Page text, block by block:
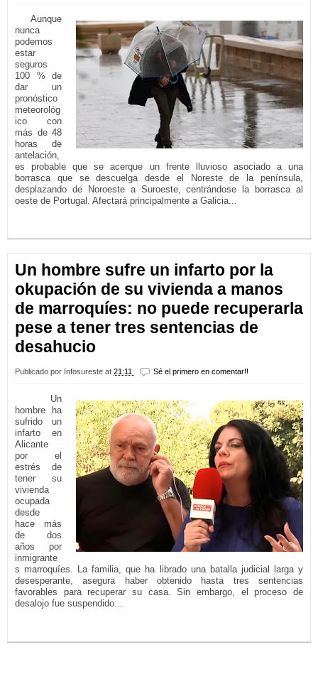
Aunque
nunca
podemos
estar
seguros
100 % de
dar un
pronóstico
meteorológ
ico con
más de 48
horas de
antelación,
es probable que se acerque un frente lluvioso asociado a una
borrasca que se descuelga desde el Noreste de la península,
desplazando de Noroeste a Suroeste, centrándose la borrasca al
oeste de Portugal. Afectará principalmente a Galicia...
Un hombre sufre un infarto por la
okupación de su vivienda a manos
de marroquíes: no puede recuperarla
pese a tener tres sentencias de
desahucio
Publicado por Infosureste at 21:11 Sé el primero en comentar!!
Un
hombre ha
sufrido un
infarto en
Alicante
por el
estrés de
tener su
vivienda
ocupada
desde
hace más
de dos
años por
inmigrante
s marroquíes. La familia, que ha librado una batalla judicial larga y
desesperante, asegura haber obtenido hasta tres sentencias
favorables para recuperar su casa. Sin embargo, el proceso de
desalojo fue suspendido...